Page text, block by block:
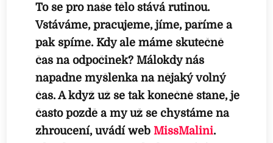
To se pro naše tělo stává rutinou.
Vstáváme, pracujeme, jíme, paříme a
pak spíme. Kdy ale máme skutečně
čas na odpočinek? Málokdy nás
napadne myšlenka na nějaký volný
čas. A když už se tak konečně stane, je
často pozdě a my už se chystáme na
zhroucení, uvádí webMissMalini.